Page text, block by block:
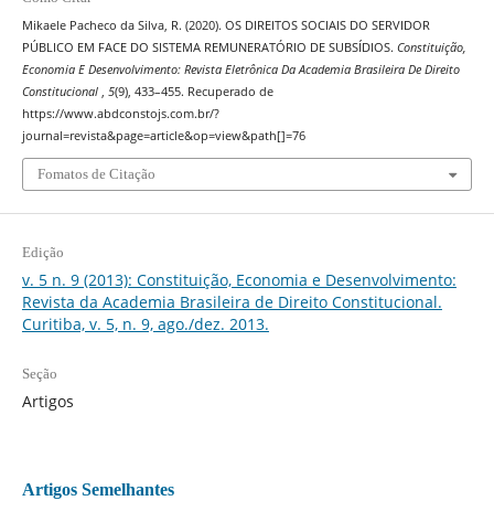
Mikaele Pacheco da Silva, R. (2020). OS DIREITOS SOCIAIS DO SERVIDOR
PÚBLICO EM FACE DO SISTEMA REMUNERATÓRIO DE SUBSÍDIOS. Constituição,
Economia E Desenvolvimento: Revista Eletrônica Da Academia Brasileira De Direito
Constitucional
5(9), 433–455. Recuperado de
https://www.abdconstojs.com.br/?
journal=revista&page=article&op=view&path[]=76
Fomatos de Citação
Edição
v. 5 n. 9 (2013): Constituição, Economia e Desenvolvimento:
Revista da Academia Brasileira de Direito Constitucional.
Curitiba, v. 5, n. 9, ago./dez. 2013.
Seção
Artigos
Artigos Semelhantes